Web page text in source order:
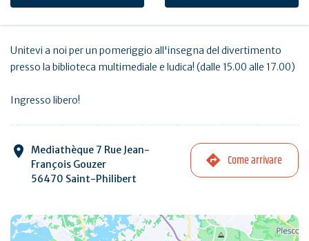
Unitevi a noi per un pomeriggio all'insegna del divertimento
presso la biblioteca multimediale e ludica! (dalle 15.00 alle 17.00)
Ingresso libero!
Mediathèque 7 Rue Jean-
François Gouzer
56470 Saint-Philibert
Come arrivare